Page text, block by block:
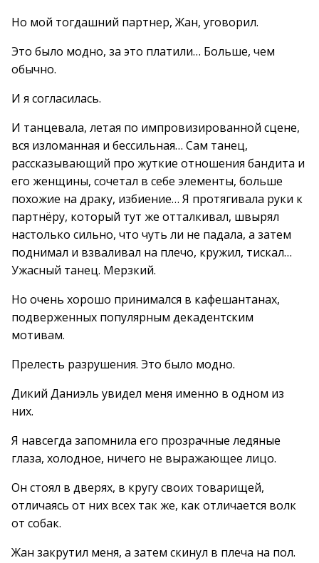
Но мой тогдашний партнер, Жан, уговорил.
Это было модно, за это платили… Больше, чем
обычно.
И я согласилась.
И танцевала, летая по импровизированной сцене,
вся изломанная и бессильная… Сам танец,
рассказывающий про жуткие отношения бандита и
его женщины, сочетал в себе элементы, больше
похожие на драку, избиение… Я протягивала руки к
партнёру, который тут же отталкивал, швырял
настолько сильно, что чуть ли не падала, а затем
поднимал и взваливал на плечо, кружил, тискал…
Ужасный танец. Мерзкий.
Но очень хорошо принимался в кафешантанах,
подверженных популярным декадентским
мотивам.
Прелесть разрушения. Это было модно.
Дикий Даниэль увидел меня именно в одном из
них.
Я навсегда запомнила его прозрачные ледяные
глаза, холодное, ничего не выражающее лицо.
Он стоял в дверях, в кругу своих товарищей,
отличаясь от них всех так же, как отличается волк
от собак.
Жан закрутил меня, а затем скинул в плеча на пол.